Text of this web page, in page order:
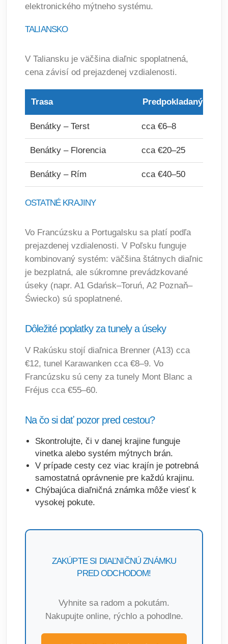
elektronického mýtneho systému.
TALIANSKO
V Taliansku je väčšina diaľnic spoplatnená,
cena závisí od prejazdenej vzdialenosti.
Trasa Predpokladaný
Benátky – Terst cca €6–8
Benátky – Florencia cca €20–25
Benátky – Rím cca €40–50
OSTATNÉ KRAJINY
Vo Francúzsku a Portugalsku sa platí podľa
prejazdenej vzdialenosti. V Poľsku funguje
kombinovaný systém: väčšina štátnych diaľnic
je bezplatná, ale súkromne prevádzkované
úseky (napr. A1 Gdańsk–Toruń, A2 Poznaň–
Świecko) sú spoplatnené.
Dôležité poplatky za tunely a úseky
V Rakúsku stojí diaľnica Brenner (A13) cca
€12, tunel Karawanken cca €8–9. Vo
Francúzsku sú ceny za tunely Mont Blanc a
Fréjus cca €55–60.
Na čo si dať pozor pred cestou?
Skontrolujte, či v danej krajine funguje
vinetka alebo systém mýtnych brán.
V prípade cesty cez viac krajín je potrebná
samostatná oprávnenie pre každú krajinu.
Chýbajúca diaľničná známka môže viesť k
vysokej pokute.
ZAKÚPTE SI DIAĽNIČNÚ ZNÁMKU
PRED ODCHODOM!
Vyhnite sa radom a pokutám.
Nakupujte online, rýchlo a pohodlne.